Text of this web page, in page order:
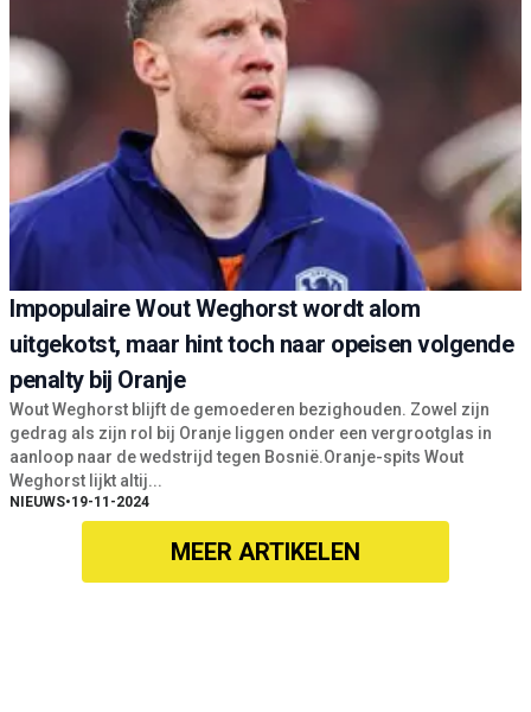
Impopulaire Wout Weghorst wordt alom
uitgekotst, maar hint toch naar opeisen volgende
penalty bij Oranje
Wout Weghorst blijft de gemoederen bezighouden. Zowel zijn
gedrag als zijn rol bij Oranje liggen onder een vergrootglas in
aanloop naar de wedstrijd tegen Bosnië.Oranje-spits Wout
Weghorst lijkt altij...
NIEUWS•19-11-2024
MEER ARTIKELEN